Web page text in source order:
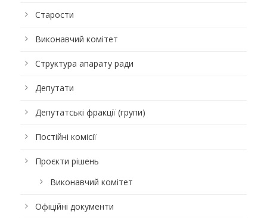
Старости
Виконавчий комітет
Структура апарату ради
Депутати
Депутатські фракції (групи)
Постійні комісії
Проєкти рішень
Виконавчий комітет
Офіційні документи